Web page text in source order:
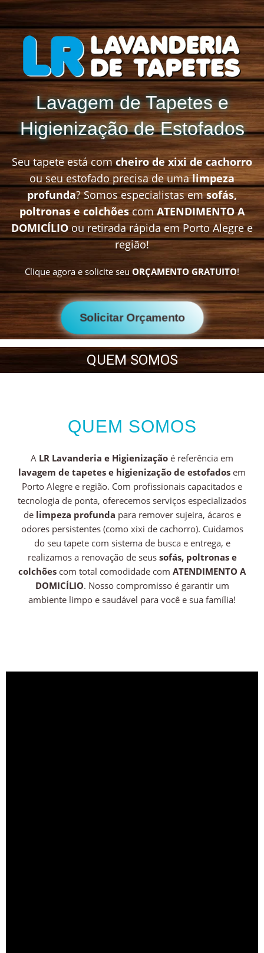
Lavagem de Tapetes e
Higienização de Estofados
Seu tapete está comcheiro de xixi de cachorro
ou seu estofado precisa de umalimpeza
profunda? Somos especialistas emsofás,
poltronas e colchõescomATENDIMENTO A
DOMICÍLIOou retirada rápida em Porto Alegre e
região!
Clique agora e solicite seuORÇAMENTO GRATUITO!
Solicitar Orçamento
QUEM SOMOS
QUEM SOMOS
A LR Lavanderia e Higienização é referência em
lavagem de tapetes e higienização de estofados em
Porto Alegre e região. Com profissionais capacitados e
tecnologia de ponta, oferecemos serviços especializados
de limpeza profunda para remover sujeira, ácaros e
odores persistentes (como xixi de cachorro). Cuidamos
do seu tapete com sistema de busca e entrega, e
realizamos a renovação de seus sofás, poltronas e
colchões com total comodidade com ATENDIMENTO A
DOMICÍLIO. Nosso compromisso é garantir um
ambiente limpo e saudável para você e sua família!